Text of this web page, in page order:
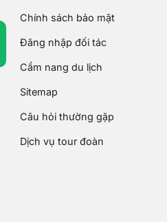
Chính sách bảo mật
Đăng nhập đối tác
Cẩm nang du lịch
Sitemap
Câu hỏi thường gặp
Dịch vụ tour đoàn